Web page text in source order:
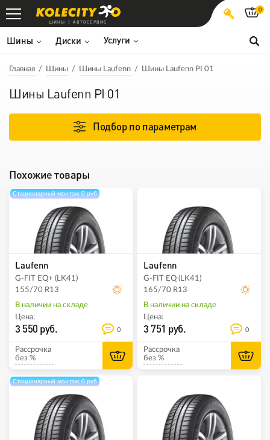
ШИНЫ АВТОСЕРВИС
Шины Диски Услуги
0
Главная Шины Шины Laufenn Шины Laufenn PI 01
Шины Laufenn PI 01
Подбор по параметрам
Похожие товары
Стационарный монтаж 0 руб
Laufenn
G-FIT EQ+ (LK41)
155/70 R13
В наличии на складе
Цена:
3 550 руб. 0
Рассрочка
без %
Laufenn
G-FIT EQ (LK41)
165/70 R13
В наличии на складе
Цена:
3 751 руб. 0
Рассрочка
без %
Стационарный монтаж 0 руб